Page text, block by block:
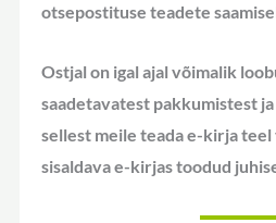
otsepostituse teadete
Ostjal on igal ajal võimalik
saadetavatest pakkumistest
sellest meile teada e-kirja
sisaldava e-kirjas toodud